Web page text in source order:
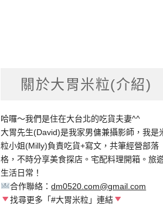
關於大胃米粒(介紹)
哈囉～我們是住在大台北的吃貨夫妻^^
大胃先生(David)是我家男傭兼攝影師，我是
粒小姐(Milly)負責吃貨+寫文，共筆經營部落
格，不時分享美食探店。宅配料理開箱。旅
生活日常！
合作聯絡：dm0520.com@gmail.com
找尋更多「#大胃米粒」連結